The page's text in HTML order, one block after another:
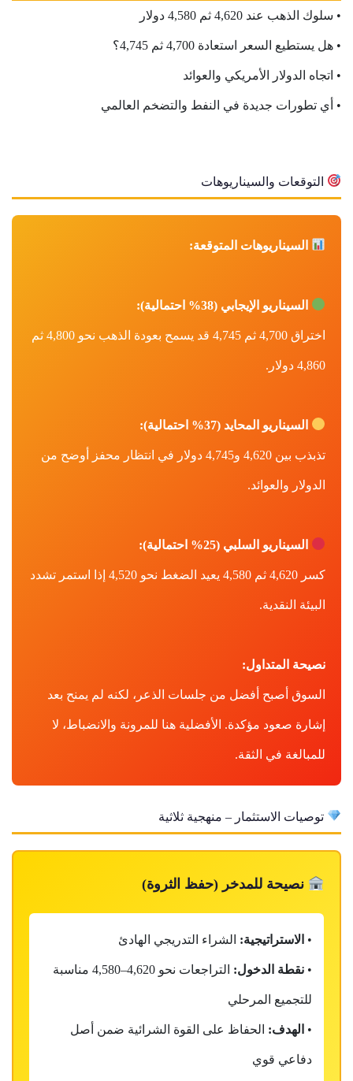
• سلوك الذهب عند 4,620 ثم 4,580 دولار
• هل يستطيع السعر استعادة 4,700 ثم 4,745؟
• اتجاه الدولار الأمريكي والعوائد
• أي تطورات جديدة في النفط والتضخم العالمي
التوقعات والسيناريوهات
السيناريوهات المتوقعة:
السيناريو الإيجابي (38% احتمالية):
اختراق 4,700 ثم 4,745 قد يسمح بعودة الذهب نحو 4,800 ثم
4,860 دولار.
السيناريو المحايد (37% احتمالية):
تذبذب بين 4,620 و4,745 دولار في انتظار محفز أوضح من
الدولار والعوائد.
السيناريو السلبي (25% احتمالية):
كسر 4,620 ثم 4,580 يعيد الضغط نحو 4,520 إذا استمر تشدد
البيئة النقدية.
نصيحة المتداول:
السوق أصبح أفضل من جلسات الذعر، لكنه لم يمنح بعد
إشارة صعود مؤكدة. الأفضلية هنا للمرونة والانضباط، لا
للمبالغة في الثقة.
توصيات الاستثمار – منهجية ثلاثية
نصيحة للمدخر (حفظ الثروة)
• الاستراتيجية: الشراء التدريجي الهادئ
• نقطة الدخول: التراجعات نحو 4,620–4,580 مناسبة
للتجميع المرحلي
• الهدف: الحفاظ على القوة الشرائية ضمن أصل
دفاعي قوي